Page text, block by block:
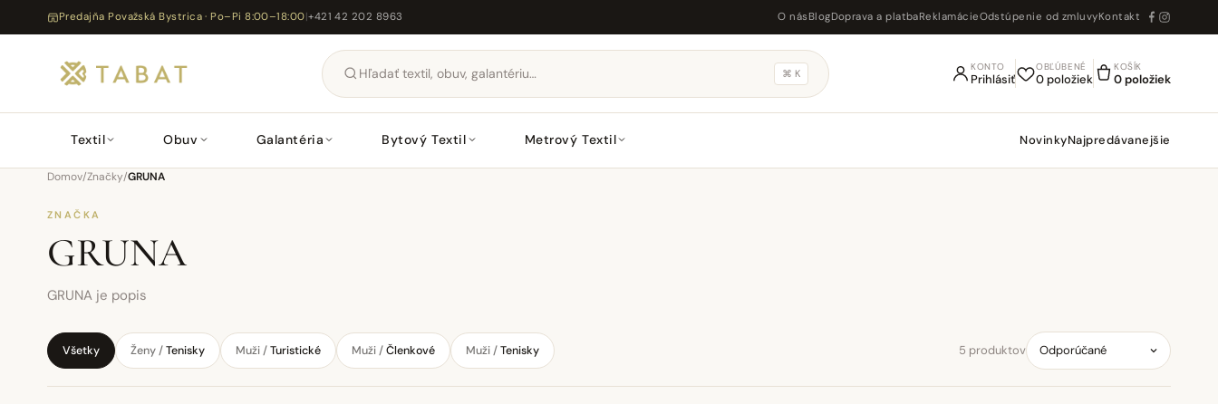
Predajňa Považská Bystrica · Po–Pi 8:00–18:00|+421 42 202 8963 O nás BlogDoprava a platbaReklamácieOdstúpenie od zmluvyKontakt
⌘ K
KONTO
Prihlásiť
OBĽÚBENÉ
0 položiek
KOŠÍK
0 položiek
Textil Obuv Galantéria Bytový Textil Metrový Textil NovinkyNajpredávanejšie
Domov/Značky/GRUNA
ZNAČKA
GRUNA
GRUNA je popis
Všetky Ženy /Tenisky Muži /Turistické Muži /Členkové Muži /Tenisky 5 produktov